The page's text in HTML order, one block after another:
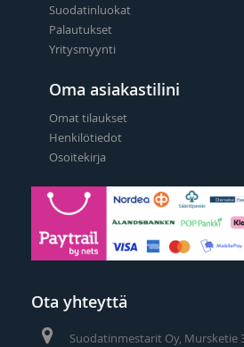
Suodatinluokat
Palautukset
Yritysmyynti
Oma asiakastilini
Omat tilaukset
Henkilötiedot
Osoitekirja
Ota yhteyttä
Suodatinmestarit Oy, Mursketie